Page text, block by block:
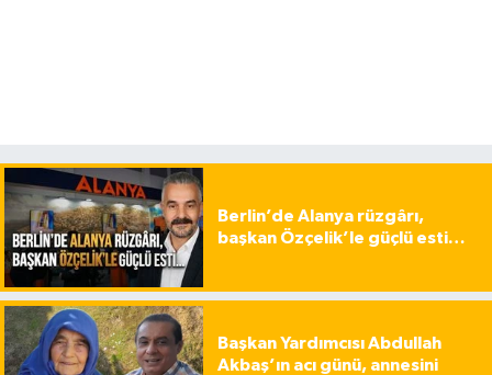
Berlin’de Alanya rüzgârı,
başkan Özçelik’le güçlü esti…
Başkan Yardımcısı Abdullah
Akbaş’ın acı günü, annesini